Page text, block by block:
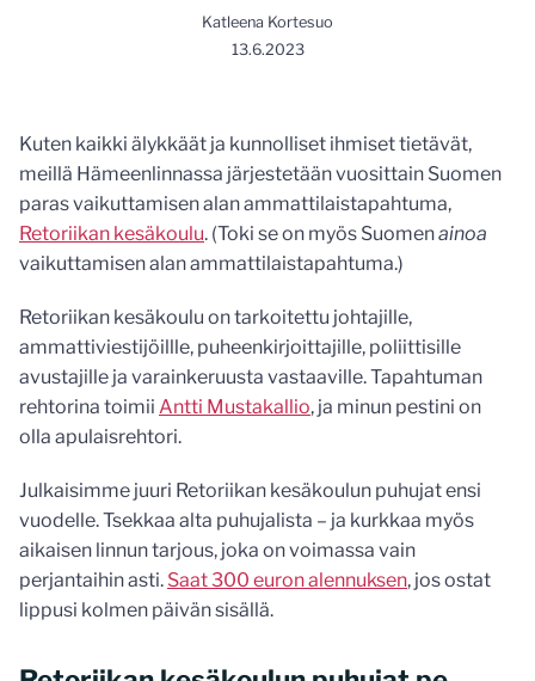
Katleena Kortesuo
13.6.2023
Kuten kaikki älykkäät ja kunnolliset ihmiset tietävät,
meillä Hämeenlinnassa järjestetään vuosittain Suomen
paras vaikuttamisen alan ammattilaistapahtuma,
Retoriikan kesäkoulu. (Toki se on myös Suomenainoa
vaikuttamisen alan ammattilaistapahtuma.)
Retoriikan kesäkoulu on tarkoitettu johtajille,
ammattiviestijöillle, puheenkirjoittajille, poliittisille
avustajille ja varainkeruusta vastaaville. Tapahtuman
rehtorina toimii Antti Mustakallio, ja minun pestini on
olla apulaisrehtori.
Julkaisimme juuri Retoriikan kesäkoulun puhujat ensi
vuodelle. Tsekkaa alta puhujalista – ja kurkkaa myös
aikaisen linnun tarjous, joka on voimassa vain
perjantaihin asti. Saat 300 euron alennuksen, jos ostat
lippusi kolmen päivän sisällä.